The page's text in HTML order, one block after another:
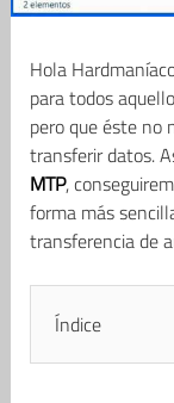
Hola
para todos
pero que éste no
transferir datos.
MTP,
forma más
transferencia de
Índice